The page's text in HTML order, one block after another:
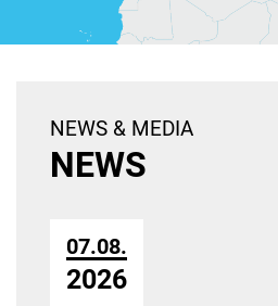
NEWS & MEDIA
NEWS
07.08.
2026